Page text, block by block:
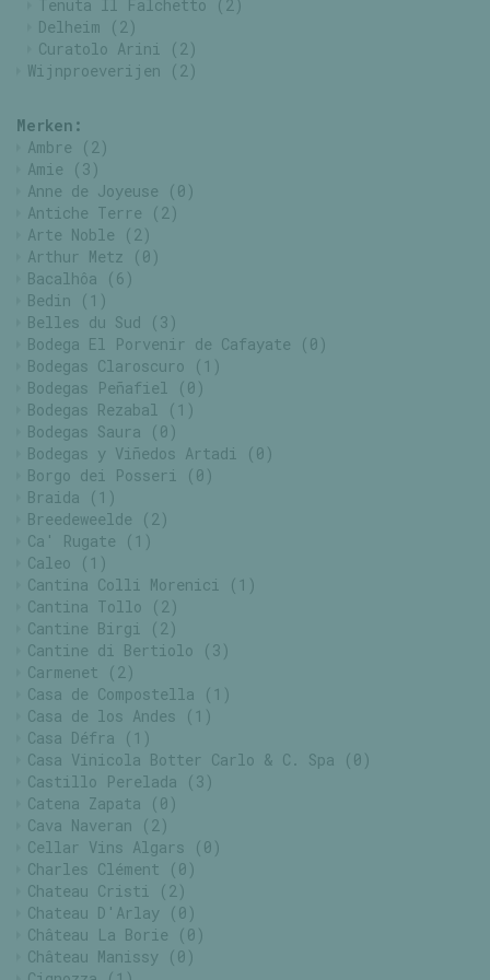
Tenuta Il Falchetto
(2)
Delheim
(2)
Curatolo Arini
(2)
Wijnproeverijen
(2)
Merken:
Ambre
(2)
Amie
(3)
Anne de Joyeuse
(0)
Antiche Terre
(2)
Arte Noble
(2)
Arthur Metz
(0)
Bacalhôa
(6)
Bedin
(1)
Belles du Sud
(3)
Bodega El Porvenir de Cafayate
(0)
Bodegas Claroscuro
(1)
Bodegas Peñafiel
(0)
Bodegas Rezabal
(1)
Bodegas Saura
(0)
Bodegas y Viñedos Artadi
(0)
Borgo dei Posseri
(0)
Braida
(1)
Breedeweelde
(2)
Ca' Rugate
(1)
Caleo
(1)
Cantina Colli Morenici
(1)
Cantina Tollo
(2)
Cantine Birgi
(2)
Cantine di Bertiolo
(3)
Carmenet
(2)
Casa de Compostella
(1)
Casa de los Andes
(1)
Casa Défra
(1)
Casa Vinicola Botter Carlo & C. Spa
(0)
Castillo Perelada
(3)
Catena Zapata
(0)
Cava Naveran
(2)
Cellar Vins Algars
(0)
Charles Clément
(0)
Chateau Cristi
(2)
Chateau D'Arlay
(0)
Château La Borie
(0)
Château Manissy
(0)